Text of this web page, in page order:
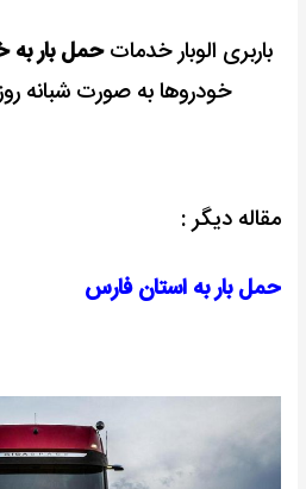
باربری الوبار خدماتحمل بار
خودروها به صورت شبانه
مقاله دیگر :
حمل بار به استان فارس